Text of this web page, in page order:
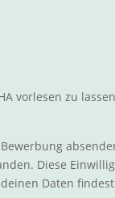
vorlesen zu lassen
Diese
Daten